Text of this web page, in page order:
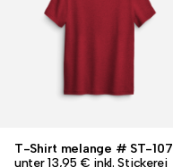
T-Shirt melange # ST-107
unter 13,95 € inkl. Stickerei